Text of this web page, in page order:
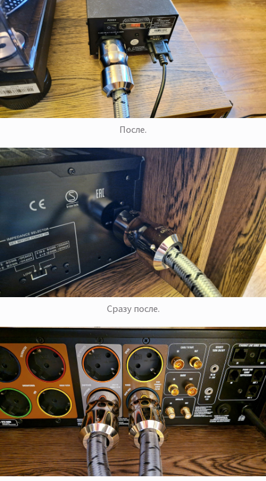
После.
Сразу после.